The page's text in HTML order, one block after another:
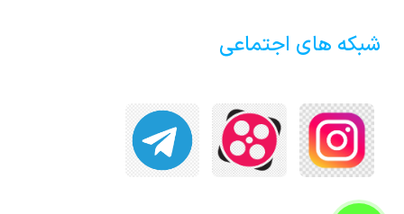
شبکه های اجتماعی